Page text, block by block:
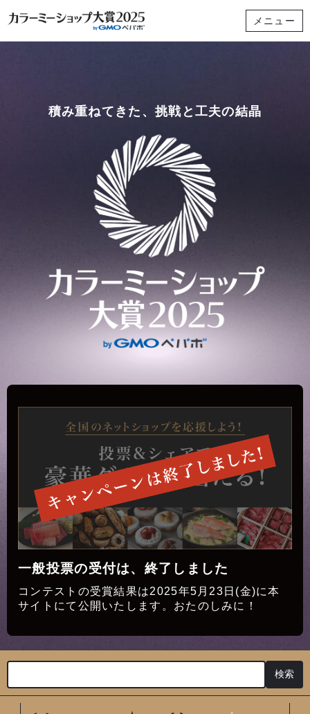
メニュー
積み重ねてきた、挑戦と工夫の結晶
一般投票の受付は、 終了しました
コンテストの受賞結果は2025年5月23日(金)に本
サイトにて公開いたします。おたのしみに！